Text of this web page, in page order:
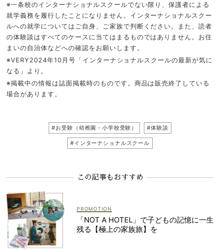
※一条校のインターナショナルスクールでない限り、保護者による
就学義務を履行したことになりません。インターナショナルスクー
ルへの就学についてはご自身、ご家族で判断ください。また、読者
の体験談はすべてのケースに当てはまるものではありません。お住
まいの自治体などへの確認をお願いします。
※VERY2024年10月号「インターナショナルスクールの最新が気に
なる」より。
※掲載中の情報は誌面掲載時のものです。商品は販売終了している
場合があります。
#お受験（幼稚園・小学校受験） #体験談
#インターナショナルスクール
この記事もおすすめ
「NOT A HOTEL」で子どもの記憶に一生
残る【極上の家族旅】を